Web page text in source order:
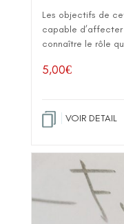
Les objectifs de
capable
connaître le rôle
5,00€
VOIR DETAIL